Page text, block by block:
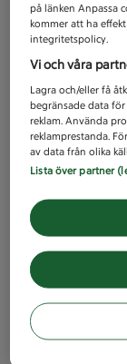
på länken Anpassa
kommer att ha
integritetspolicy.
Vi och våra
Lagra och/eller få
begränsade data
reklam. Använda
reklamprestanda.
av data från olika
Lista över partner